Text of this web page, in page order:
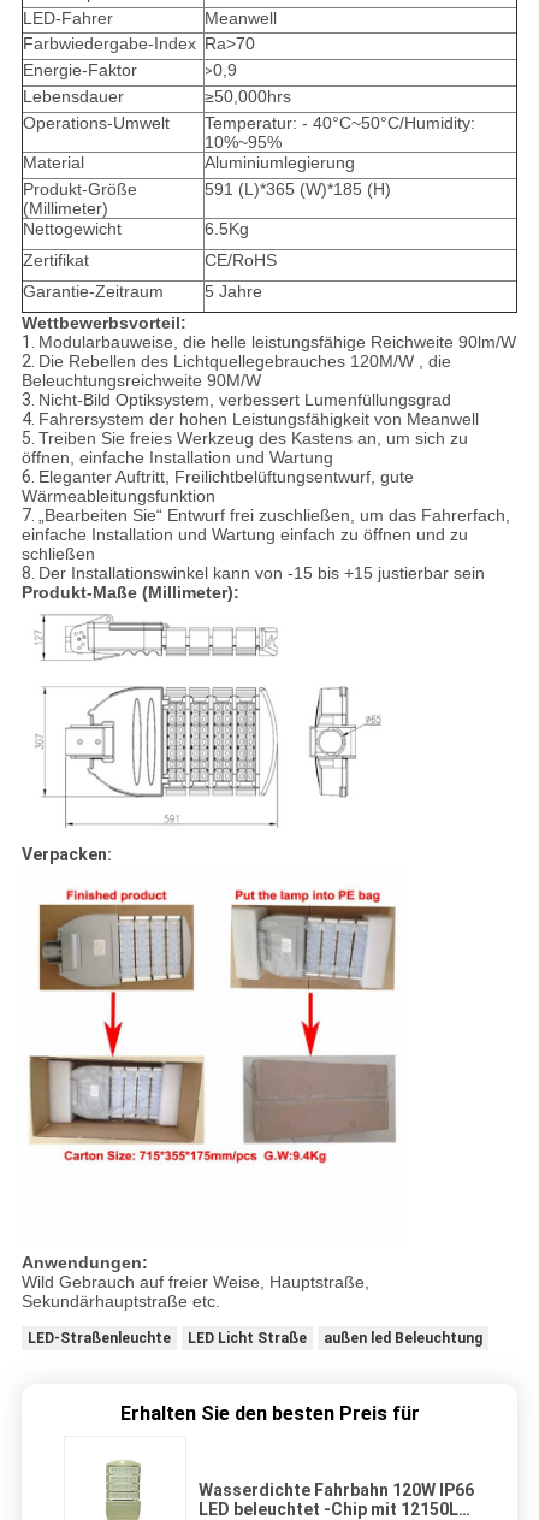
LED-Fahrer
Meanwell
Farbwiedergabe-Index Ra>70
Energie-Faktor
>0,9
Lebensdauer
≥50,000hrs
Operations-Umwelt
Temperatur: - 40°C~50°C/Humidity:
10%~95%
Material
Aluminiumlegierung
Produkt-Größe
(Millimeter)
591 (L)*365 (W)*185 (H)
Nettogewicht
6.5Kg
Zertifikat
CE/RoHS
Garantie-Zeitraum
5 Jahre
Wettbewerbsvorteil:
1. Modularbauweise, die helle leistungsfähige Reichweite 90lm/W
2. Die Rebellen des Lichtquellegebrauches 120M/W , die
Beleuchtungsreichweite 90M/W
3. Nicht-Bild Optiksystem, verbessert Lumenfüllungsgrad
4. Fahrersystem der hohen Leistungsfähigkeit von Meanwell
5. Treiben Sie freies Werkzeug des Kastens an, um sich zu
öffnen, einfache Installation und Wartung
6. Eleganter Auftritt, Freilichtbelüftungsentwurf, gute
Wärmeableitungsfunktion
7. „Bearbeiten Sie“ Entwurf frei zuschließen, um das Fahrerfach,
einfache Installation und Wartung einfach zu öffnen und zu
schließen
8. Der Installationswinkel kann von -15 bis +15 justierbar sein
Produkt-Maße (Millimeter):
Verpacken:
Anwendungen:
Wild Gebrauch auf freier Weise, Hauptstraße,
Sekundärhauptstraße etc.
LED-Straßenleuchte LED Licht Straße außen led Beleuchtung
Erhalten Sie den besten Preis für
Wasserdichte Fahrbahn 120W IP66
LED beleuchtet -Chip mit 12150LM